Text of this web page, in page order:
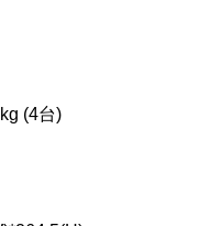
(4台)